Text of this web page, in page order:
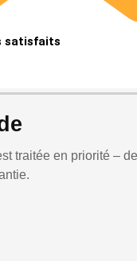
satisfaits
traitée en priorité –